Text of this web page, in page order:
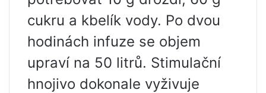
cukru a kbelík vody. Po dvou
hodinách infuze se objem
upraví na 50 litrů. Stimulační
hnojivo dokonale vyživuje